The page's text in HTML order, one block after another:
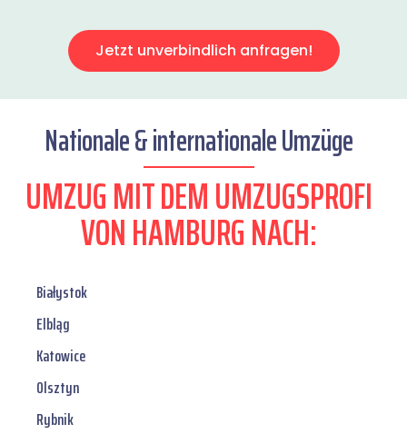
Jetzt unverbindlich anfragen!
Nationale & internationale Umzüge
UMZUG MIT DEM UMZUGSPROFI
VON HAMBURG NACH:
Białystok
Elbląg
Katowice
Olsztyn
Rybnik